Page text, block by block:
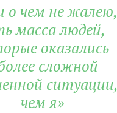
о чем не жалею,
масса людей,
оказались
сложной
ситуации,
чем я»